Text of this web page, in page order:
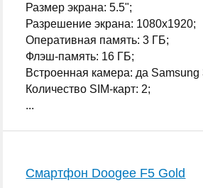
Размер экрана: 5.5";
Разрешение экрана: 1080x1920;
Оперативная память: 3 ГБ;
Флэш-память: 16 ГБ;
Встроенная камера: да Samsung
Количество SIM-карт: 2;
...
Смартфон Doogee F5 Gold